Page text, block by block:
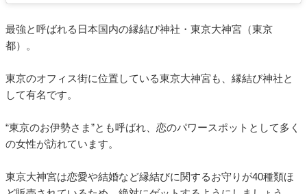
最強と呼ばれる日本国内の縁結び神社・東京大神宮（東京
都）。
東京のオフィス街に位置している東京大神宮も、縁結び神社と
して有名です。
“東京のお伊勢さま”とも呼ばれ、恋のパワースポットとして多く
の女性が訪れています。
東京大神宮は恋愛や結婚など縁結びに関するお守りが40種類ほ